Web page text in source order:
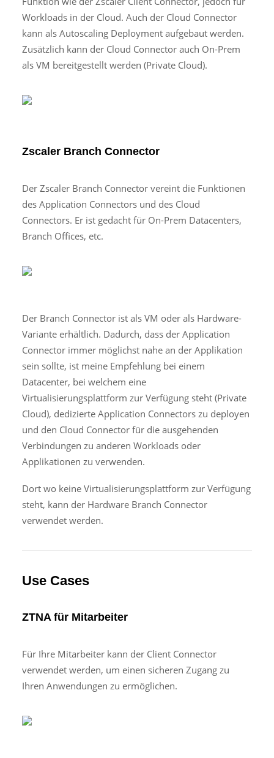
Workloads in der Cloud. Auch der Cloud Connector
kann als Autoscaling Deployment aufgebaut werden.
Zusätzlich kann der Cloud Connector auch On-Prem
als VM bereitgestellt werden (Private Cloud).
Zscaler Branch Connector
Der Zscaler Branch Connector vereint die Funktionen
des Application Connectors und des Cloud
Connectors. Er ist gedacht für On-Prem Datacenters,
Branch Offices, etc.
Der Branch Connector ist als VM oder als Hardware-
Variante erhältlich. Dadurch, dass der Application
Connector immer möglichst nahe an der Applikation
sein sollte, ist meine Empfehlung bei einem
Datacenter, bei welchem eine
Virtualisierungsplattform zur Verfügung steht (Private
Cloud), dedizierte Application Connectors zu deployen
und den Cloud Connector für die ausgehenden
Verbindungen zu anderen Workloads oder
Applikationen zu verwenden.
Dort wo keine Virtualisierungsplattform zur Verfügung
steht, kann der Hardware Branch Connector
verwendet werden.
Use Cases
ZTNA für Mitarbeiter
Für Ihre Mitarbeiter kann der Client Connector
verwendet werden, um einen sicheren Zugang zu
Ihren Anwendungen zu ermöglichen.